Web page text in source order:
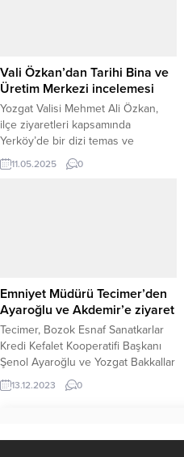
Vali Özkan’dan Tarihi Bina ve
Üretim Merkezi incelemesi
Yozgat Valisi Mehmet Ali Özkan,
ilçe ziyaretleri kapsamında
Yerköy’de bir dizi temas ve
incelemelerde bulundu. Vali
Özkan’a, ziyaretleri sırasında İlçe
Vali Özkan, Yerköy’de ilk olarak...
11.05.2025 0
Emniyet Müdürü Tecimer’den
Ayaroğlu ve Akdemir’e ziyaret
Tecimer, Bozok Esnaf Sanatkarlar
Kredi Kefalet Kooperatifi Başkanı
Şenol Ayaroğlu ve Yozgat Bakkallar
Odası Başkanı Mustafa Akdemir'e
ziyaret gerçekleştirdi.
13.12.2023 0